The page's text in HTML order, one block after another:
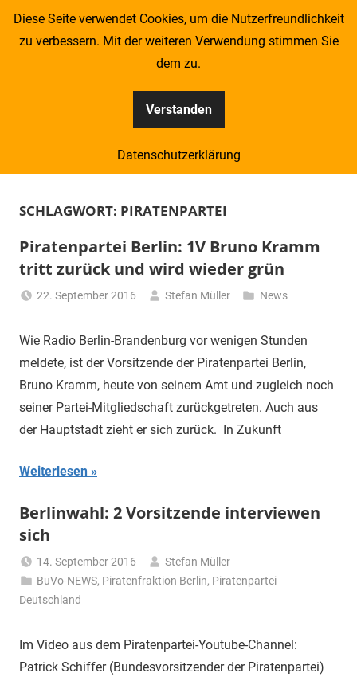
Zum
Kompass
–
Zeitung
für
Piraten
SCHLAGWORT: PIRATENPARTEI
Piratenpartei Berlin: 1V Bruno Kramm
tritt zurück und wird wieder grün
22. September 2016 Stefan Müller News
Wie Radio Berlin-Brandenburg vor wenigen Stunden
meldete, ist der Vorsitzende der Piratenpartei Berlin,
Bruno Kramm, heute von seinem Amt und zugleich noch
seiner Partei-Mitgliedschaft zurückgetreten. Auch aus
der Hauptstadt zieht er sich zurück. In Zukunft
Weiterlesen
Berlinwahl: 2 Vorsitzende interviewen
sich
14. September 2016
Stefan Müller
BuVo-NEWS, Piratenfraktion Berlin, Piratenpartei
Deutschland
Im Video aus dem Piratenpartei-Youtube-Channel:
Patrick Schiffer (Bundesvorsitzender der Piratenpartei)
Diese Seite verwendet Cookies, um die Nutzerfreundlichkeit
zu verbessern. Mit der weiteren Verwendung stimmen Sie
dem zu.
Verstanden
Datenschutzerklärung